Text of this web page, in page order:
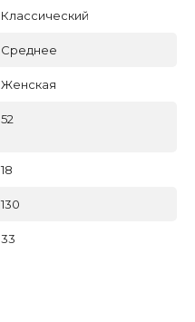
Классический
Среднее
Женская
52
18
130
33